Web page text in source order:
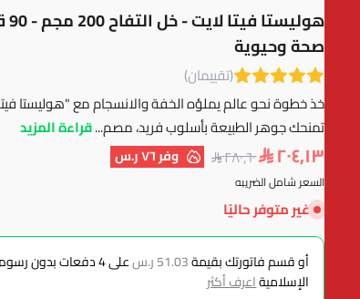
صحة وحيوية
(تقييمان)
خذ خطوة نحو عالم يملؤه الخفة والانسجام مع "هوليستا
تمنحك جوهر الطبيعة بأسلوب فريد، مصم...قراءة المزيد
٢٠٤٫١٣ ٢٨٠٫٦٠ وفر٧٦ ر.س
السعر شامل الضريبه
غير متوفر حاليًا
أو قسم فاتورتك بقيمة51.03 ر.س على4دفعات بدون رسوم
الإسلاميةاعرف أكثر